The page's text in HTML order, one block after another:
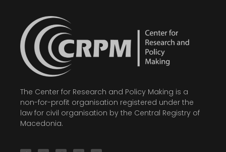
The Center for Research and Policy Making is a
non-for-profit organisation registered under the
law for civil organisation by the Central Registry of
Macedonia.